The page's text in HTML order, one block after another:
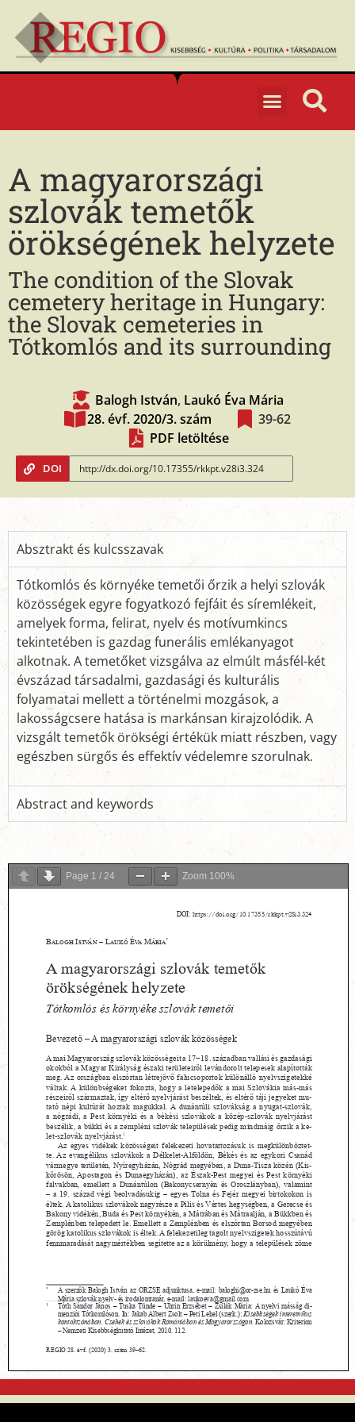
A magyarországi
szlovák temetők
örökségének helyzete
The condition of the Slovak
cemetery heritage in Hungary:
the Slovak cemeteries in
Tótkomlós and its surrounding
Balogh István, Laukó Éva Mária
28. évf. 2020/3. szám
39-62
PDF letöltése
DOI
Absztrakt és kulcsszavak
Tótkomlós és környéke temetői őrzik a helyi szlovák
közösségek egyre fogyatkozó fejfáit és síremlékeit,
amelyek forma, felirat, nyelv és motívumkincs
tekintetében is gazdag funerális emlékanyagot
alkotnak. A temetőket vizsgálva az elmúlt másfél-két
évszázad társadalmi, gazdasági és kulturális
folyamatai mellett a történelmi mozgások, a
lakosságcsere hatása is markánsan kirajzolódik. A
vizsgált temetők örökségi értékük miatt részben, vagy
egészben sürgős és effektív védelemre szorulnak.
Abstract and keywords
Page 1 / 24 Zoom 100%